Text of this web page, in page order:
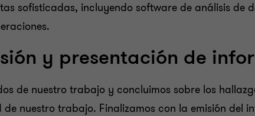
sofisticadas, incluyendo software de análisis
y presentación de
de nuestro trabajo y concluimos sobre los
nuestro trabajo. Finalizamos con la emisión del